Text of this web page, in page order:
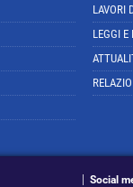
LAVORI
LEGGI E
Social